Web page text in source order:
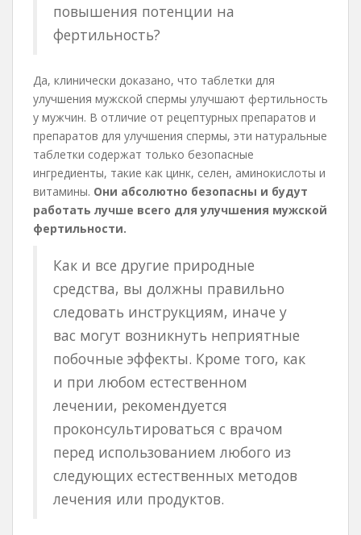
повышения потенции на
фертильность?
Да, клинически доказано, что таблетки для
улучшения мужской спермы улучшают фертильность
у мужчин. В отличие от рецептурных препаратов и
препаратов для улучшения спермы, эти натуральные
таблетки содержат только безопасные
ингредиенты, такие как цинк, селен, аминокислоты и
витамины. Они абсолютно безопасны и будут
работать лучше всего для улучшения мужской
фертильности.
Как и все другие природные
средства, вы должны правильно
следовать инструкциям, иначе у
вас могут возникнуть неприятные
побочные эффекты. Кроме того, как
и при любом естественном
лечении, рекомендуется
проконсультироваться с врачом
перед использованием любого из
следующих естественных методов
лечения или продуктов.